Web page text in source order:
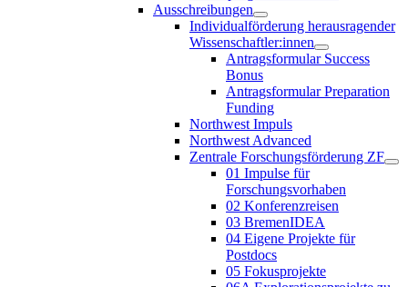
Ausschreibungen
Individualförderung herausragender
Wissenschaftler:innen
Antragsformular Success
Bonus
Antragsformular Preparation
Funding
Northwest Impuls
Northwest Advanced
Zentrale Forschungsförderung ZF
01 Impulse für
Forschungsvorhaben
02 Konferenzreisen
03 BremenIDEA
04 Eigene Projekte für
Postdocs
05 Fokusprojekte